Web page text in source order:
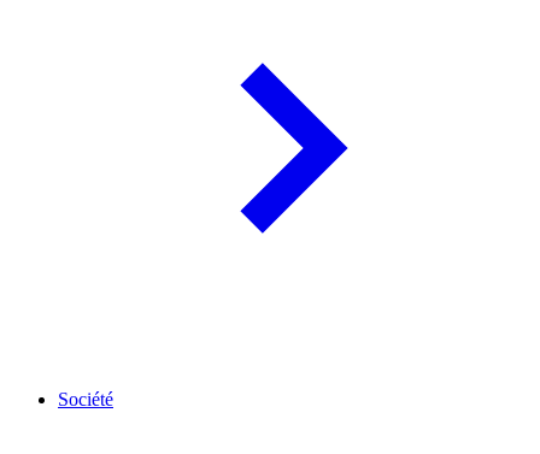
Société